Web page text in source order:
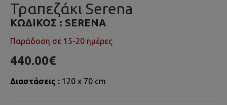
Τραπεζάκι Serena
ΚΩΔΙΚΌΣ : SERENA
Παράδοση σε 15-20 ημέρες
440.00€
Διαστάσεις : 120 x 70 cm